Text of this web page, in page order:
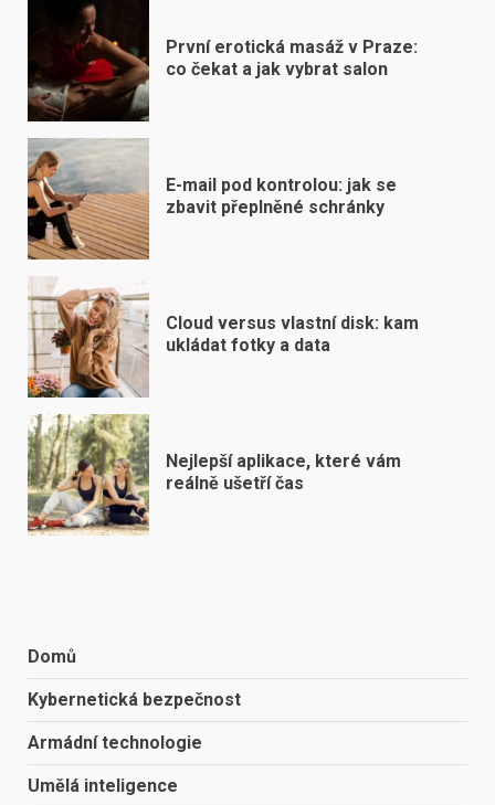
První erotická masáž v Praze:
co čekat a jak vybrat salon
E-mail pod kontrolou: jak se
zbavit přeplněné schránky
Cloud versus vlastní disk: kam
ukládat fotky a data
Nejlepší aplikace, které vám
reálně ušetří čas
Domů
Kybernetická bezpečnost
Armádní technologie
Umělá inteligence